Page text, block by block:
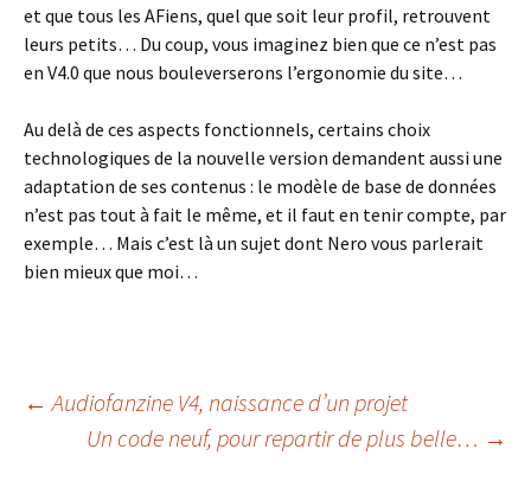
et que tous les AFiens, quel que soit leur profil, retrouvent
leurs petits… Du coup, vous imaginez bien que ce n’est pas
en V4.0 que nous bouleverserons l’ergonomie du site…
Au delà de ces aspects fonctionnels, certains choix
technologiques de la nouvelle version demandent aussi une
adaptation de ses contenus : le modèle de base de données
n’est pas tout à fait le même, et il faut en tenir compte, par
exemple… Mais c’est là un sujet dont Nero vous parlerait
bien mieux que moi…
Navigation
← Audiofanzine V4, naissance d’un projet
Un code neuf, pour repartir de plus belle… →